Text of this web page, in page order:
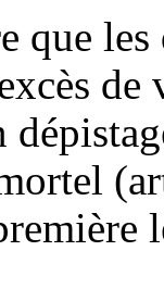
que
de